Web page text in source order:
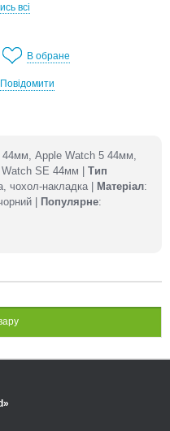
всі
В обране
Повідомити
44мм, Apple Watch 5 44мм,
SE 44мм | Тип
чохол-накладка | Матеріал:
| Популярне: